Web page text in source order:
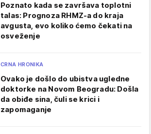
Poznato kada se završava toplotni
talas: Prognoza RHMZ-a do kraja
avgusta, evo koliko ćemo čekati na
osveženje
CRNA HRONIKA
Ovako je došlo do ubistva ugledne
doktorke na Novom Beogradu: Došla
da obiđe sina, čuli se krici i
zapomaganje